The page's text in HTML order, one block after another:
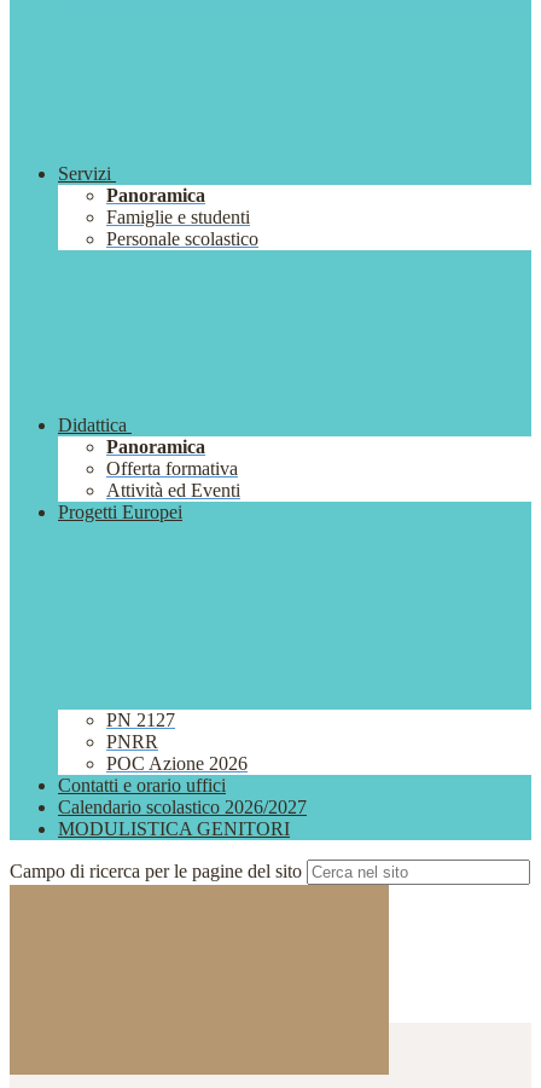
Servizi
Panoramica
Famiglie e studenti
Personale scolastico
Didattica
Panoramica
Offerta formativa
Attività ed Eventi
Progetti Europei
PN 2127
PNRR
POC Azione 2026
Contatti e orario uffici
Calendario scolastico 2026/2027
MODULISTICA GENITORI
Campo di ricerca per le pagine del sito